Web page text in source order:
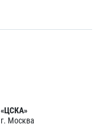
«ЦСКА»
г. Москва